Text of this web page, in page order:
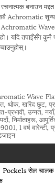
बनाउन मद्दत
Achromatic
Achromatic
यदि तपाइँसँग कुनै
Wave
थोक, खरिद छुट,
प्रभावी, उन्नत,
निर्माताहरू,
1 वर्ष वारेन्टी,
Pockels सेल चालक